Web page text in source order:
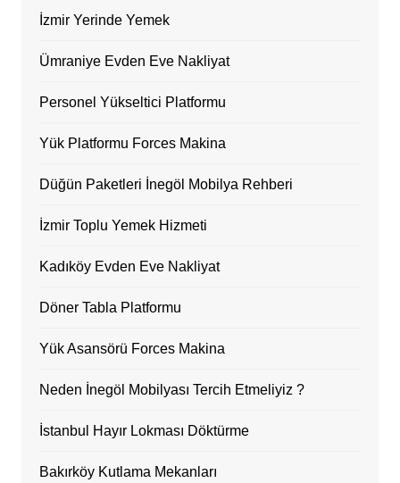
İzmir Yerinde Yemek
Ümraniye Evden Eve Nakliyat
Personel Yükseltici Platformu
Yük Platformu Forces Makina
Düğün Paketleri İnegöl Mobilya Rehberi
İzmir Toplu Yemek Hizmeti
Kadıköy Evden Eve Nakliyat
Döner Tabla Platformu
Yük Asansörü Forces Makina
Neden İnegöl Mobilyası Tercih Etmeliyiz ?
İstanbul Hayır Lokması Döktürme
Bakırköy Kutlama Mekanları